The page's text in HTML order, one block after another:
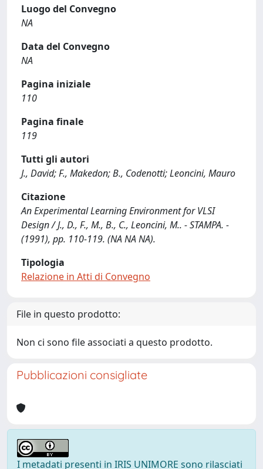
Luogo del Convegno
NA
Data del Convegno
NA
Pagina iniziale
110
Pagina finale
119
Tutti gli autori
J., David; F., Makedon; B., Codenotti; Leoncini, Mauro
Citazione
An Experimental Learning Environment for VLSI
Design / J., D., F., M., B., C., Leoncini, M.. - STAMPA. -
(1991), pp. 110-119. (NA NA NA).
Tipologia
Relazione in Atti di Convegno
File in questo prodotto:
Non ci sono file associati a questo prodotto.
Pubblicazioni consigliate
I metadati presenti in IRIS UNIMORE sono rilasciati